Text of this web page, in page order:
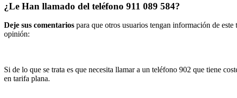
¿Le Han llamado del teléfono 911 089 584?
Deje sus comentarios para que otros usuarios tengan información de
opinión:
Si de lo que se trata es que necesita llamar a un teléfono 902 que tiene
en tarifa plana.